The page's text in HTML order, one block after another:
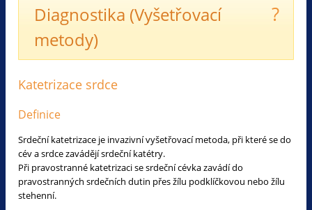
Diagnostika (Vyšetřovací
metody)
?
Katetrizace srdce
Definice
Srdeční katetrizace je invazivní vyšetřovací metoda, při které se do
cév a srdce zavádějí srdeční katétry.
Při pravostranné katetrizaci se srdeční cévka zavádí do
pravostranných srdečních dutin přes žílu podklíčkovou nebo žílu
stehenní.